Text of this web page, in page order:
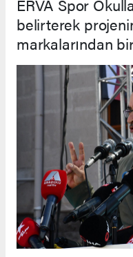
ERVA Spor
belirterek
markalarından